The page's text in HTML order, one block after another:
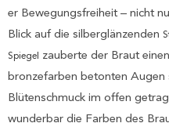
er Bewegungsfreiheit – nicht
Blick auf die silberglänzenden
Spiegel
zauberte der Braut
bronzefarben betonten Augen
Blütenschmuck im offen
wunderbar die Farben des